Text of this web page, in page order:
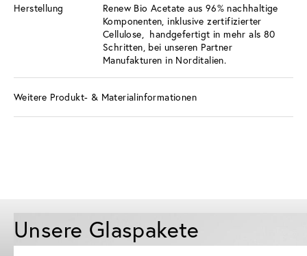
Herstellung
Renew Bio Acetate aus 96% nachhaltige
Komponenten, inklusive zertifizierter
Cellulose, handgefertigt in mehr als 80
Schritten, bei unseren Partner
Manufakturen in Norditalien.
Weitere Produkt- & Materialinformationen
Unsere Glaspakete